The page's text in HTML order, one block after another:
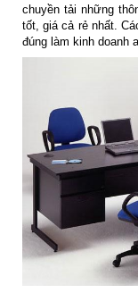
chuyền tải những
tốt, giá cả rẻ nhất.
đúng làm kinh doanh